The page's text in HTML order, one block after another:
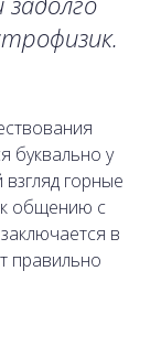
буквально у
горные
к общению с
в
правильно